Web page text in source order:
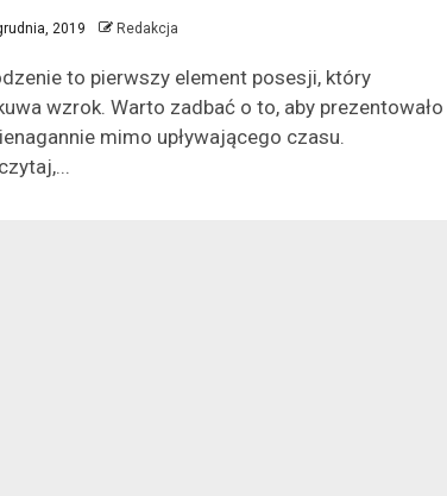
2019 Redakcja
to pierwszy element posesji, który
wzrok. Warto zadbać o to, aby prezentowało
mimo upływającego czasu.